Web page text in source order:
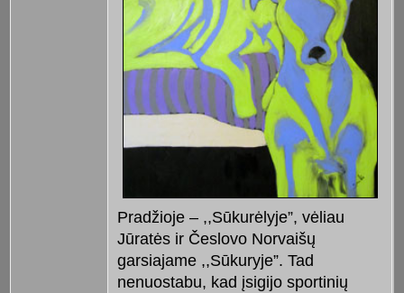
Pradžioje – ,,Sūkurėlyje”, vėliau
Jūratės ir Česlovo Norvaišų
garsiajame ,,Sūkuryje”. Tad
nenuostabu, kad įsigijo sportinių